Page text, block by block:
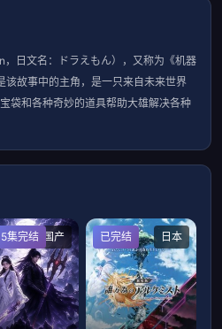
日文名：ドラえもん），又称为《机器
该故事中的主角，是一只来自未来世界
袋和各种奇妙的道具帮助大雄解决各种
国产
集完结 日本
已完结